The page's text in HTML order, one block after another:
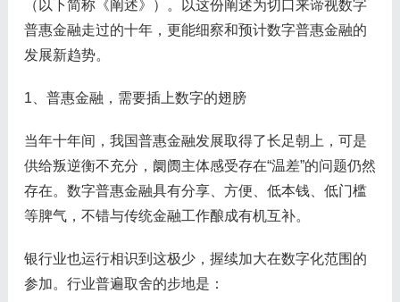
（以下简称《阐述》）。以这份阐述为切口来谛视数字
普惠金融走过的十年，更能细察和预计数字普惠金融的
发展新趋势。
1、普惠金融，需要插上数字的翅膀
当年十年间，我国普惠金融发展取得了长足朝上，可是
供给叛逆衡不充分，阛阓主体感受存在“温差”的问题仍然
存在。数字普惠金融具有分享、方便、低本钱、低门槛
等脾气，不错与传统金融工作酿成有机互补。
银行业也运行相识到这极少，握续加大在数字化范围的
参加。行业普遍取舍的步地是：